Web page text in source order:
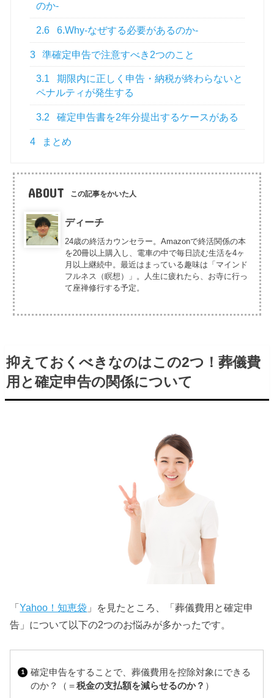
のか-
2.6 6.Why-なぜする必要があるのか-
3 準確定申告で注意すべき2つのこと
3.1
期限内に正しく申告・納税が終わらないと
ペナルティが発生する
3.2 確定申告書を2年分提出するケースがある
4 まとめ
ABOUT この記事をかいた人
ディーチ
24歳の終活カウンセラー。Amazonで終活関係の本
を20冊以上購入し、電車の中で毎日読む生活を4ヶ
月以上継続中。最近はまっている趣味は「マインド
フルネス（瞑想）」。人生に疲れたら、お寺に行っ
て座禅修行する予定。
抑えておくべきなのはこの2つ！葬儀費
用と確定申告の関係について
「Yahoo！知恵袋 」を見たところ、「葬儀費用と確定申
告」について以下の2つのお悩みが多かったです。
確定申告をすることで、葬儀費用を控除対象にできる
のか？（＝税金の支払額を減らせるのか？ ）